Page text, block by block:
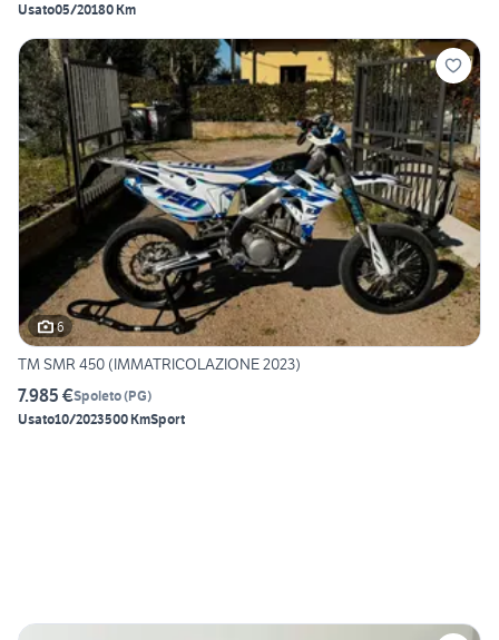
Usato05/20180 Km
6
TM SMR 450 (IMMATRICOLAZIONE 2023)
7.985 €Spoleto(PG)
Usato10/2023500 KmSport